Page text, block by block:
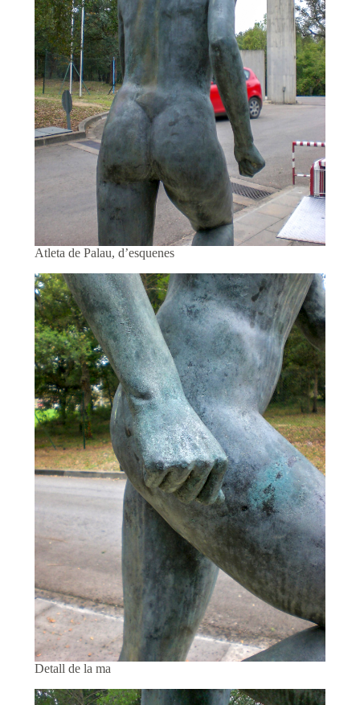
Atleta de Palau, d’esquenes
Detall de la ma